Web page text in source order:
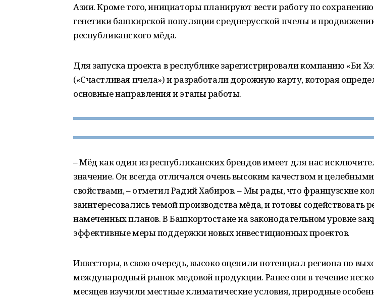
Азии. Кроме того, инициаторы планируют вести работу по
генетики башкирской популяции среднерусской пчелы и
республиканского мёда.
Для запуска проекта в республике зарегистрировали компанию «Би
(«Счастливая пчела») и разработали дорожную карту, которая
основные направления и этапы работы.
– Мёд как один из республиканских брендов имеет для нас
значение. Он всегда отличался очень высоким качеством и целебными
свойствами, – отметил Радий Хабиров. – Мы рады, что французские
заинтересовались темой производства мёда, и готовы содействовать
намеченных планов. В Башкортостане на законодательном уровне
эффективные меры поддержки новых инвестиционных проектов.
Инвесторы, в свою очередь, высоко оценили потенциал региона по
международный рынок медовой продукции. Ранее они в течение
месяцев изучили местные климатические условия, природные